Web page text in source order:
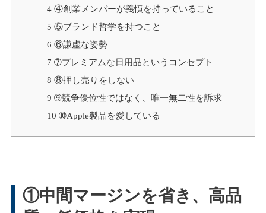
4④創業メンバーが義憤を持っていること
5 ⑤ブランド哲学を持つこと
6 ⑥謙虚な姿勢
7 ➆プレミアムな日用品というコンセプト
8 ⑧押し売りをしない
9 ➈競争優位性ではなく、唯一無二性を訴求
10 ➉Apple製品を愛している
①中間マージンを省き、高品